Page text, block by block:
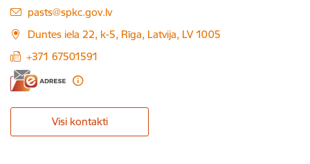
E-pasts:
pasts@spkc.gov.lv
Duntes iela 22, k-5, Rīga, Latvija, LV 1005
+371 67501591
Visi kontakti